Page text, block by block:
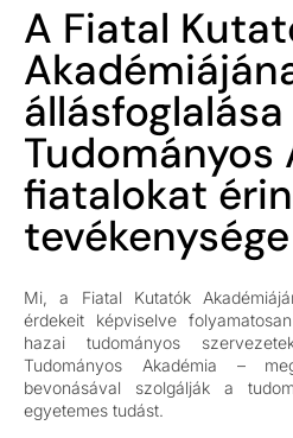
A Fiatal
Tudományos
fiatalokat
Mi, a Fiatal Kutatók
érdekeit képviselve
hazai tudományos
Tudományos Akadémia –
bevonásával szolgálják a
egyetemes tudást.